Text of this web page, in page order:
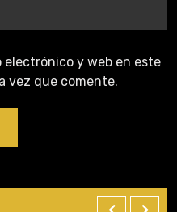
electrónico y web en este
vez que comente.